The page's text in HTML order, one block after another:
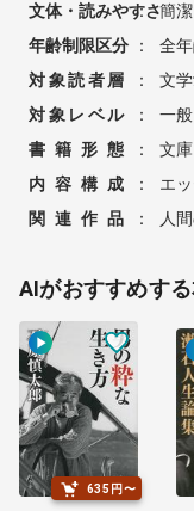
文体・読みやすさ
： 簡
年齢制限区分
：
全
対象読者層
：
文
対象レベル
：
一
書籍形態
：
文庫
内容構成
：
エ
関連作品
： 人
AIがおすすめす
635円〜